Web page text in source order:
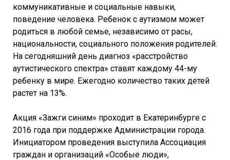
коммуникативные и социальные навыки,
поведение человека. Ребенок с аутизмом может
родиться в любой семье, независимо от расы,
национальности, социального положения родителей.
На сегодняшний день диагноз «расстройство
аутистического спектра» ставят каждому 44-му
ребенку в мире. Ежегодно количество таких детей
растет на 13%.
Акция «Зажги синим» проходит в Екатеринбурге с
2016 года при поддержке Администрации города.
Инициатором проведения выступила Ассоциация
граждан и организаций «Особые люди»,